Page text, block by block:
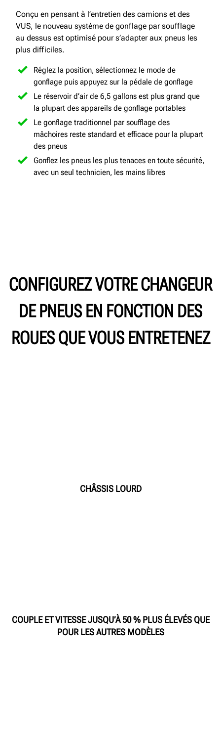
Conçu en pensant à l’entretien des camions et des
VUS, le nouveau système de gonflage par soufflage
au dessus est optimisé pour s’adapter aux pneus les
plus difficiles.
Réglez la position, sélectionnez le mode de
gonflage puis appuyez sur la pédale de gonflage
Le réservoir d’air de 6,5 gallons est plus grand que
la plupart des appareils de gonflage portables
Le gonflage traditionnel par soufflage des
mâchoires reste standard et efficace pour la plupart
des pneus
Gonflez les pneus les plus tenaces en toute sécurité,
avec un seul technicien, les mains libres
CONFIGUREZ VOTRE CHANGEUR
DE PNEUS EN FONCTION DES
ROUES QUE VOUS ENTRETENEZ
CHÂSSIS LOURD
COUPLE ET VITESSE JUSQU’À 50 % PLUS ÉLEVÉS QUE
POUR LES AUTRES MODÈLES